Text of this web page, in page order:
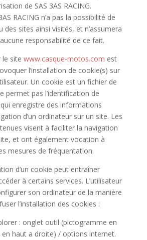
de SAS 3AS RACING.
RACING n’a pas la possibilité de
des sites ainsi visités, et n’assumera
responsabilité de ce fait.
le site www.casque-motos.com est
l’installation de cookie(s) sur
Un cookie est un fichier de
permet pas l’identification de
enregistre des informations
d’un ordinateur sur un site. Les
visent à faciliter la navigation
et ont également vocation à
mesures de fréquentation.
d’un cookie peut entraîner
à certains services. L’utilisateur
son ordinateur de la manière
l’installation des cookies :
: onglet outil (pictogramme en
haut a droite) / options internet.